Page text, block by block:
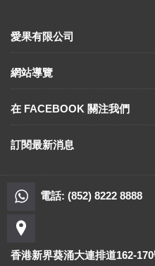
愛果有限公司
網站導覽
在 FACEBOOK 關注我們
訂閱最新消息
電話: (852) 8222 8888
香港新界葵涌大連排道162-